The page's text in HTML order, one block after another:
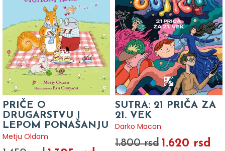
PRIČE O
DRUGARSTVU I
LEPOM PONAŠANJU
Metju Oldam
SUTRA: 21 PRIČA ZA
21. VEK
Darko Macan
1.800 rsd 1.620 rsd